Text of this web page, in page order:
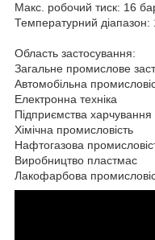
Макс. робочий тиск: 16
Температурний
Область застосування:
Загальне промислове
Автомобільна
Електронна техніка
Підприємства харчування
Хімічна промисловість
Нафтогазова
Виробництво пластмас
Лакофарбова